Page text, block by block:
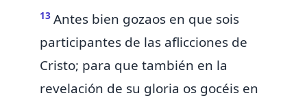
13 Antes bien gozaos en que sois
participantes de las aflicciones de
Cristo; para que también en la
revelación de su gloria os gocéis en